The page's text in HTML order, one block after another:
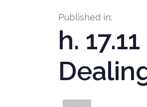
Published in:
h.